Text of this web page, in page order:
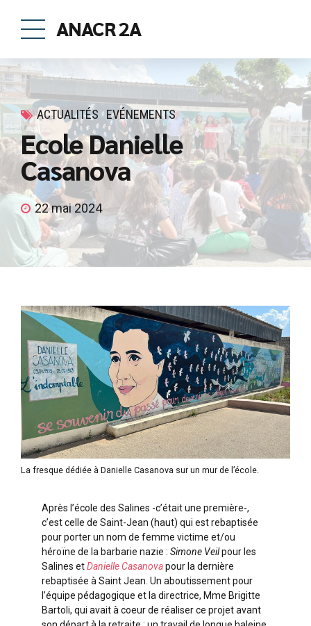
ANACR 2A
ACTUALITÉS EVÉNEMENTS
Ecole Danielle
Casanova
22 mai 2024
La fresque dédiée à Danielle Casanova sur un mur de l’école.
Après l’école des Salines -c’était une première-,
c’est celle de Saint-Jean (haut) qui est rebaptisée
pour porter un nom de femme victime et/ou
héroïne de la barbarie nazie : Simone Veilpour les
Salines etDanielle Casanovapour la dernière
rebaptisée à Saint Jean. Un aboutissement pour
l’équipe pédagogique et la directrice, Mme Brigitte
Bartoli, qui avait à coeur de réaliser ce projet avant